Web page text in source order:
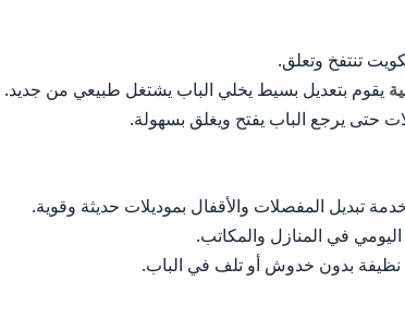
تنتفخ وتعلق.
يقوم بتعديل بسيط يخلي الباب يشتغل طبيعي من جديد.
حتى يرجع الباب يفتح ويغلق بسهولة.
تبديل المفصلات والأقفال بموديلات حديثة وقوية.
في المنازل والمكاتب.
نظيفة بدون خدوش أو تلف في الباب.